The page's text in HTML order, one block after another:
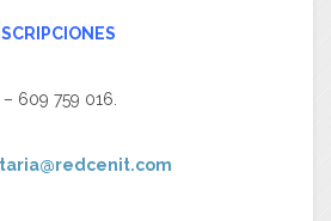
609 759 016.